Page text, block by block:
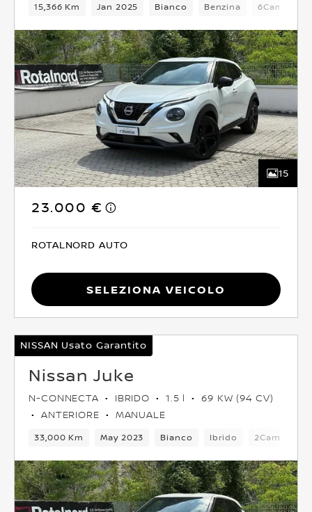
15,366 Km Jan 2025 Bianco Benzina 6Cambio
15
23.000 €
ROTALNORD AUTO
Seleziona Veicolo
NISSAN Usato Garantito
Nissan Juke
N-CONNECTA IBRIDO 1.5 l
69 KW (94 CV)
ANTERIORE
MANUALE
33,000 Km May 2023 Bianco Ibrido 2Cambio